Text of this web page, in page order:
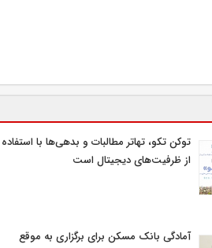
توکن تکو، تهاتر مطالبات و بدهی‌ها با استفاده
از ظرفیت‌های دیجیتال است
آمادگی بانک مسکن برای برگزاری به موقع